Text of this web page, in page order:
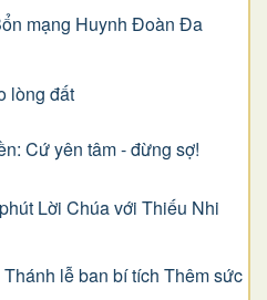
mạng Huynh Đoàn Đa
lòng đất
Cứ yên tâm - đừng sợ!
Lời Chúa với Thiếu Nhi
lễ ban bí tích Thêm sức